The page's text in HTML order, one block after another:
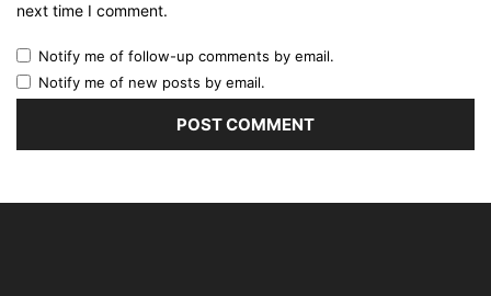
next time I comment.
Notify me of follow-up comments by email.
Notify me of new posts by email.